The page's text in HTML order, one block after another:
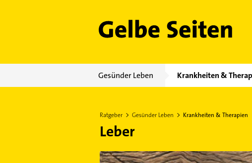
Gelbe Seiten
Gesünder Leben Krankheiten &
Ratgeber Gesünder Leben Krankheiten & Therapien
Leber